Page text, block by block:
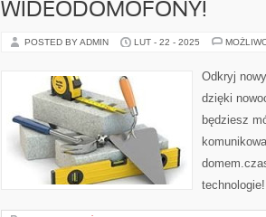
WIDEODOMOFONY!
POSTED BY ADMIN LUT - 22 - 2025
Odkryj
dzięki
będziesz